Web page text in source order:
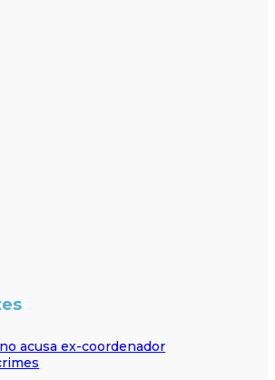
acusa ex-coordenador